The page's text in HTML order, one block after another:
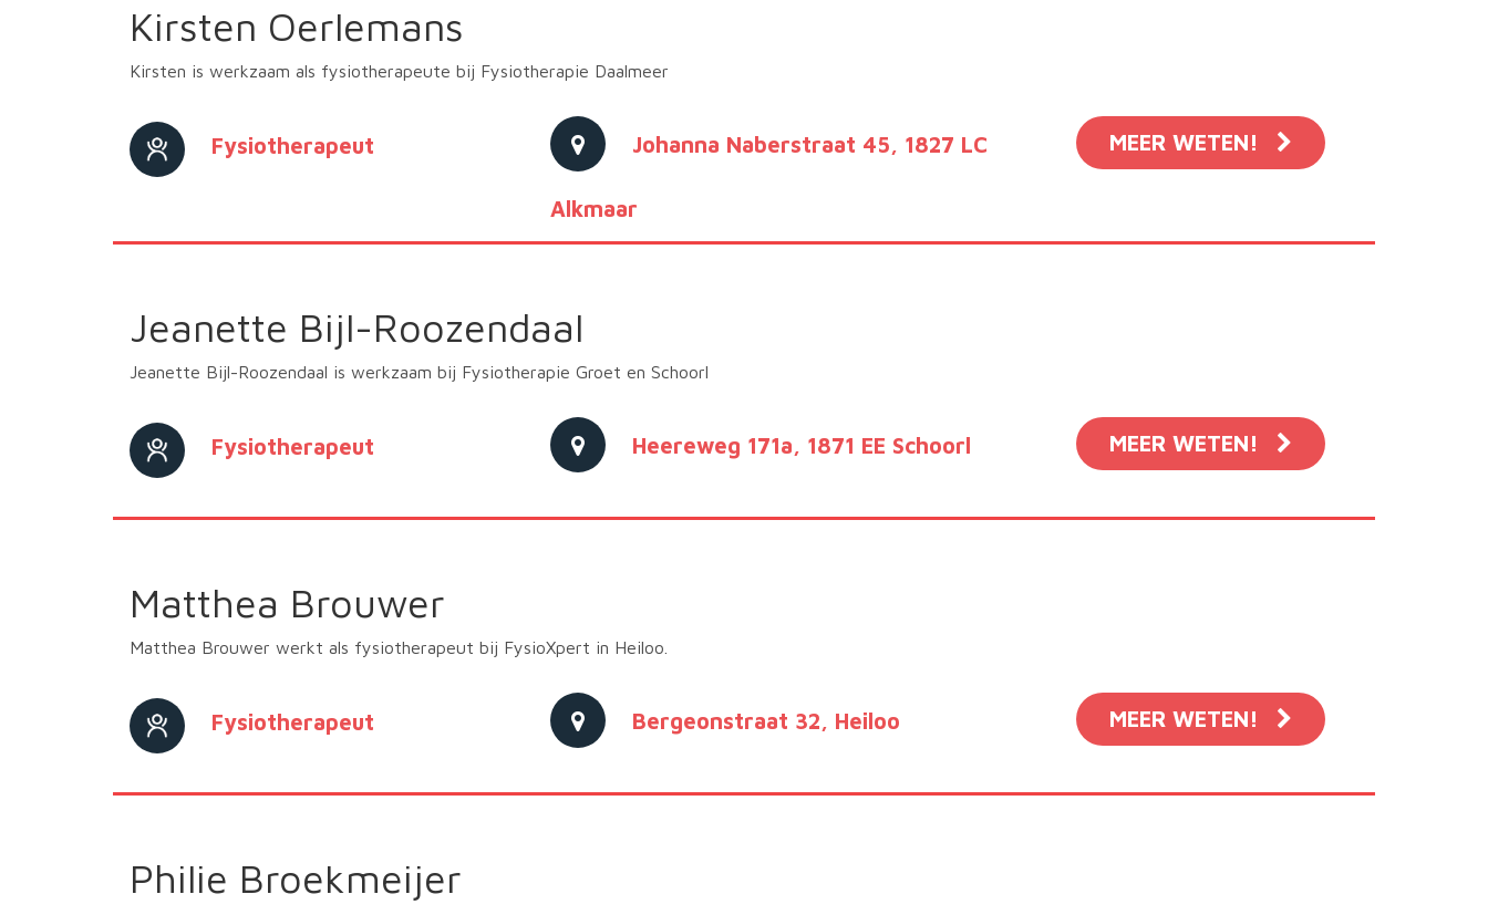
Kirsten Oerlemans
Kirsten is werkzaam als fysiotherapeute bij Fysiotherapie Daalmeer
Fysiotherapeut Johanna Naberstraat 45, 1827 LC
Alkmaar
MEER WETEN!
Jeanette Bijl-Roozendaal
Jeanette Bijl-Roozendaal is werkzaam bij Fysiotherapie Groet en Schoorl
Fysiotherapeut Heereweg 171a, 1871 EE Schoorl MEER WETEN!
Matthea Brouwer
Matthea Brouwer werkt als fysiotherapeut bij FysioXpert in Heiloo.
Fysiotherapeut Bergeonstraat 32, Heiloo MEER WETEN!
Philie Broekmeijer